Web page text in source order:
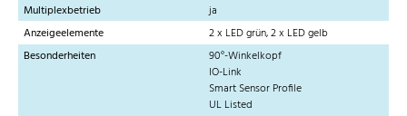
Multiplexbetrieb
ja
Anzeigeelemente
2 x LED grün, 2 x LED gelb
Besonderheiten
90°-Winkelkopf
IO-Link
Smart Sensor Profile
UL Listed